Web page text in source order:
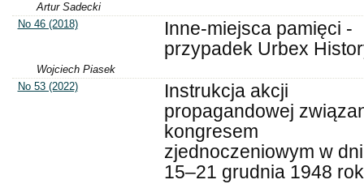
Artur Sadecki
No 46 (2018)
Inne-miejsca pamięci -
przypadek Urbex
Wojciech Piasek
No 53 (2022)
Instrukcja akcji
propagandowej
kongresem
zjednoczeniowym w
15–21 grudnia 1948